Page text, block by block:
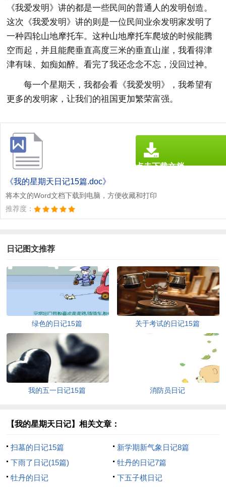
《我爱发明》讲的都是一些民间的普通人的发明创造。
这次《我爱发明》讲的则是一位民间业余发明家发明了
一种四轮山地摩托车。这种山地摩托车爬坡的时候能腾
空而起，并且能爬垂直高度三米的垂直山崖，我看得津
津有味、如痴如醉。看完了我还念念不忘，没回过神。
每一个星期天，我都会看《我爱发明》，我希望有
更多的发明家，让我们的祖国更加繁荣富强。
《我的星期天日记15篇.doc》
将本文的Word文档下载到电脑，方便收藏和打印
推荐度：
点击下载文档
日记图文推荐
绿色的日记15篇 关于考试的日记15篇
我的五一日记15篇 消防员日记
【我的星期天日记】相关文章：
扫墓的日记15篇
新学期新气象日记8篇
下雨了日记(15篇)
牡丹的日记7篇
牡丹的日记
下五子棋日记